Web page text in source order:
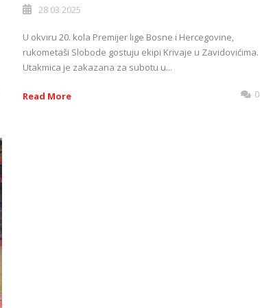
28 03 2025
U okviru 20. kola Premijer lige Bosne i Hercegovine,
rukometaši Slobode gostuju ekipi Krivaje u Zavidovićima.
Utakmica je zakazana za subotu u...
Read More 0